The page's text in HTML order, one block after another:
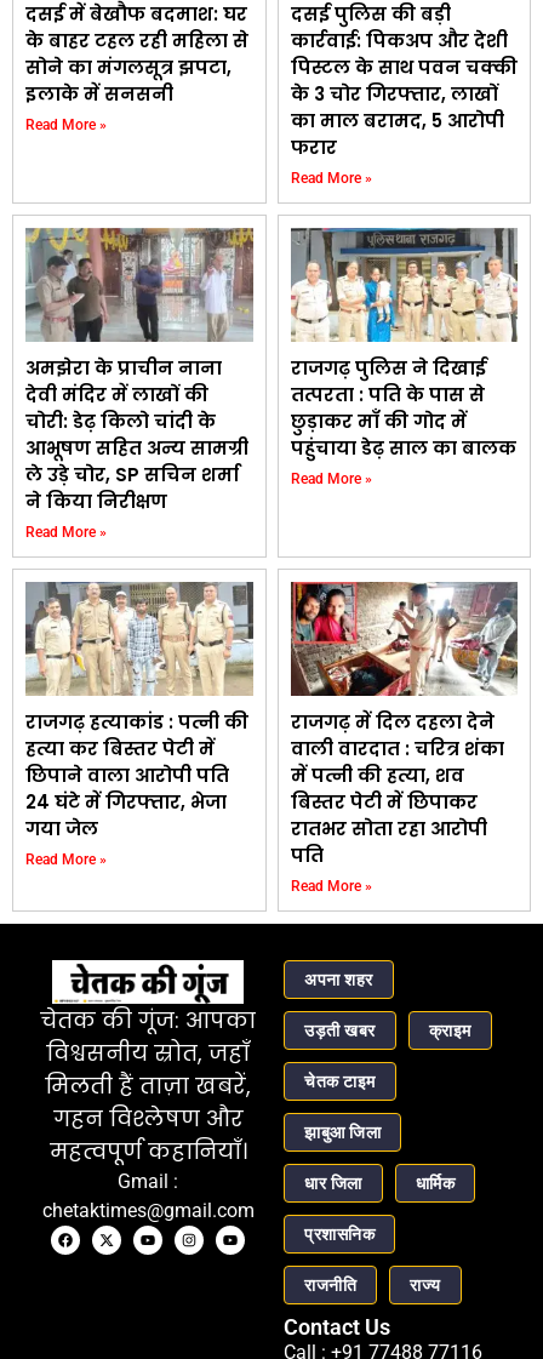
दसई में बेखौफ बदमाश: घर
के बाहर टहल रही महिला से
सोने का मंगलसूत्र झपटा,
इलाके में सनसनी
Read More »
दसई पुलिस की बड़ी
कार्रवाई: पिकअप और देशी
पिस्टल के साथ पवन चक्की
के 3 चोर गिरफ्तार, लाखों
का माल बरामद, 5 आरोपी
फरार
Read More »
अमझेरा के प्राचीन नाना
देवी मंदिर में लाखों की
चोरी: डेढ़ किलो चांदी के
आभूषण सहित अन्य सामग्री
ले उड़े चोर, SP सचिन शर्मा
ने किया निरीक्षण
Read More »
राजगढ़ पुलिस ने दिखाई
तत्परता : पति के पास से
छुड़ाकर माँ की गोद में
पहुंचाया डेढ़ साल का बालक
Read More »
राजगढ़ हत्याकांड : पत्नी की
हत्या कर बिस्तर पेटी में
छिपाने वाला आरोपी पति
24 घंटे में गिरफ्तार, भेजा
गया जेल
Read More »
राजगढ़ में दिल दहला देने
वाली वारदात : चरित्र शंका
में पत्नी की हत्या, शव
बिस्तर पेटी में छिपाकर
रातभर सोता रहा आरोपी
पति
Read More »
चेतक की गूंज: आपका
विश्वसनीय स्रोत, जहाँ
मिलती हैं ताज़ा खबरें,
गहन विश्लेषण और
महत्वपूर्ण कहानियाँ।
Gmail :
chetaktimes@gmail.com
अपना शहर
उड़ती खबर क्राइम
चेतक टाइम
झाबुआ जिला
धार जिला धार्मिक
प्रशासनिक
राजनीति राज्य
Contact Us
Call : +91 77488 77116